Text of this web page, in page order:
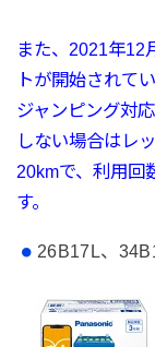
また、2021年12
トが開始されてい
ジャンピング対
しない場合はレ
20kmで、利用回
す。
26B17L、